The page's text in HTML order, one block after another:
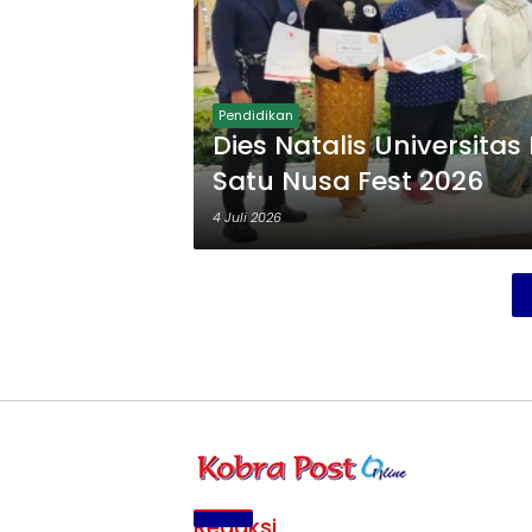
Pendidikan
Dies Natalis
Satu Nusa Fest 2026
4 Juli 2026